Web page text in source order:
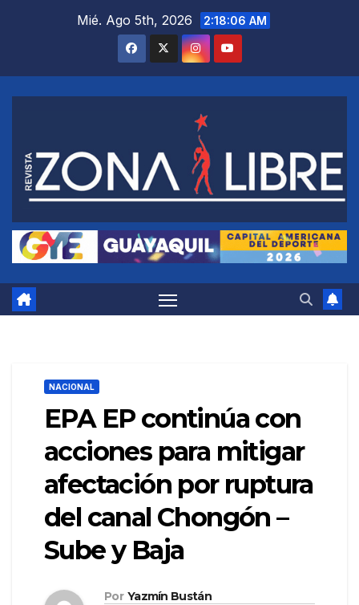
Mié. Ago 5th, 2026 2:18:07 AM
NACIONAL
EPA EP continúa con
acciones para mitigar
afectación por ruptura
del canal Chongón –
Sube y Baja
Por Yazmín Bustán